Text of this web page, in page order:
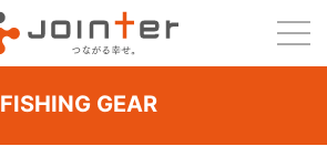
FISHING GEAR